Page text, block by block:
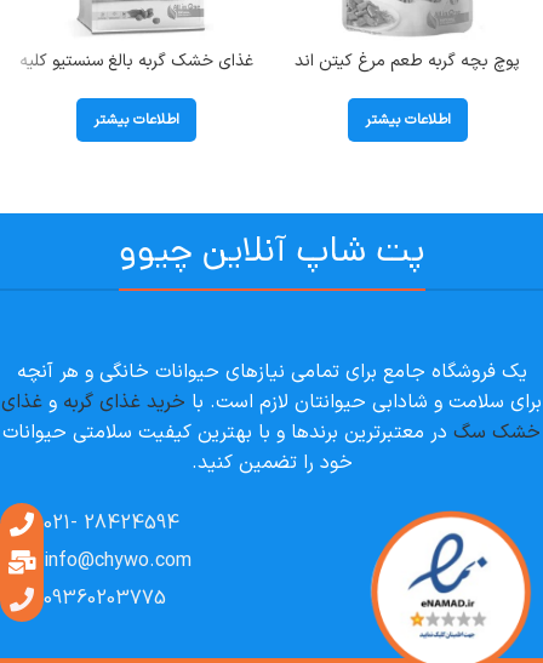
پوچ بچه گربه طعم مرغ کیتن اند
وزن 85 گرم
اطلاعات بیشتر
غذای خشک گربه بالغ سنستیو کلیه
1/3 کیلوگرم
اطلاعات بیشتر
پت شاپ آنلاین چیوو
یک فروشگاه جامع برای تمامی نیازهای حیوانات خانگی و هر آنچه
برای سلامت و شادابی حیوانتان لازم است. با خرید غذای گربه و غذای
خشک سگ در معتبرترین برندها و با بهترین کیفیت سلامتی حیوانات
خود را تضمین کنید.
28424594 -021
info@chywo.com
09360203775